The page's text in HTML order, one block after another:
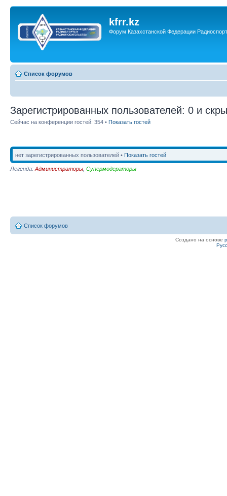
kfrr.kz
Форум Казахстанской Федерации
Список форумов
Зарегистрированных пользователей: 0 и
Сейчас на конференции гостей: 354 • Показать гостей
нет зарегистрированных пользователей • Показать гостей
Легенда: Администраторы Супермодераторы
Список форумов
Создано на основе